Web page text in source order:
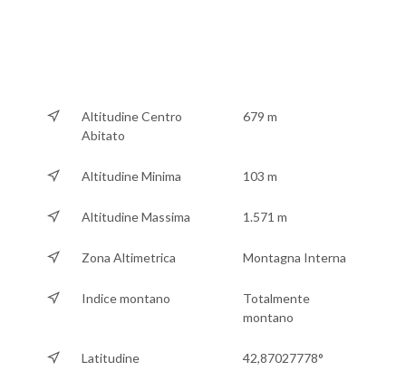
Altitudine Centro
Abitato
679 m
Altitudine Minima 103 m
Altitudine Massima 1.571 m
Zona Altimetrica Montagna Interna
Indice montano
Totalmente
montano
Latitudine 42,87027778°